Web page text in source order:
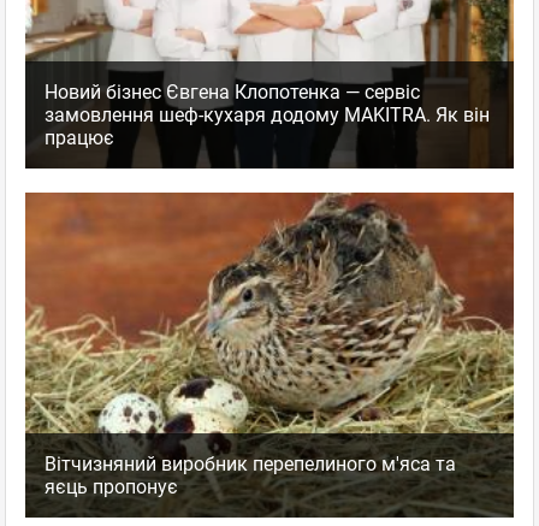
Новий бізнес Євгена Клопотенка — сервіс
замовлення шеф-кухаря додому MAKITRA. Як він
працює
Вітчизняний виробник перепелиного м'яса та
яєць пропонує